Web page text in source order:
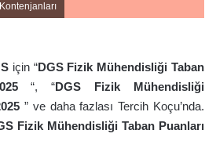
için “DGS Fizik Mühendisliği Taban
5 “, “DGS Fizik Mühendisliği
5 ” ve daha fazlası Tercih Koçu’nda.
Fizik Mühendisliği Taban Puanları